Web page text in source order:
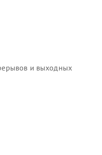
и выходных